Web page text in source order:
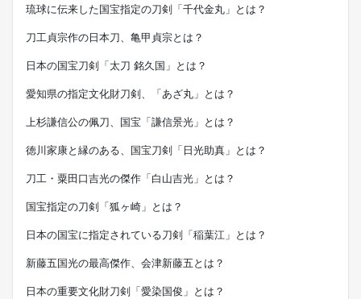
琉球に伝来した国宝指定の刀剣「千代金丸」とは？
刀工貞宗作の日本刀、亀甲貞宗とは？
日本の国宝刀剣「太刀 銘久国」とは？
愛知県の指定文化財刀剣、「あざ丸」とは？
上杉謙信公の佩刀、国宝「謙信景光」とは？
徳川家康と縁のある、国宝刀剣「日光助真」とは？
刀工・粟田口吉光の傑作「白山吉光」とは？
国宝指定の刀剣「狐ヶ崎」とは？
日本の国宝に指定されている刀剣「稲葉江」とは？
新藤五国光の最高傑作、会津新藤五とは？
日本の重要文化財刀剣「愛染国俊」とは？